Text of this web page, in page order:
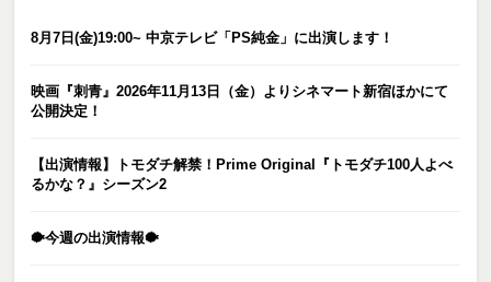
8月7日(金)19:00~ 中京テレビ「PS純金」に出演します！
映画『刺青』2026年11月13日（金）よりシネマート新宿ほかにて
公開決定！
【出演情報】トモダチ解禁！Prime Original『トモダチ100人よべ
るかな？』シーズン2
🐡今週の出演情報🐡